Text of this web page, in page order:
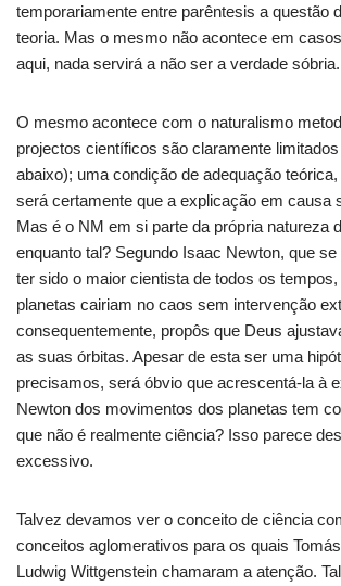
temporariamente entre parêntesis a questão
teoria. Mas o mesmo não acontece em
aqui, nada servirá a não ser a verdade sóbria.
O mesmo acontece com o naturalismo
projectos científicos são claramente
abaixo); uma condição de adequação
será certamente que a explicação em causa
Mas é o NM em si parte da própria natureza
enquanto tal? Segundo Isaac Newton, que
ter sido o maior cientista de todos os
planetas cairiam no caos sem intervenção
consequentemente, propôs que Deus
as suas órbitas. Apesar de esta ser uma
precisamos, será óbvio que acrescentá-la à
Newton dos movimentos dos planetas tem
que não é realmente ciência? Isso parece
excessivo.
Talvez devamos ver o conceito de ciência
conceitos aglomerativos para os quais
Ludwig Wittgenstein chamaram a atenção.